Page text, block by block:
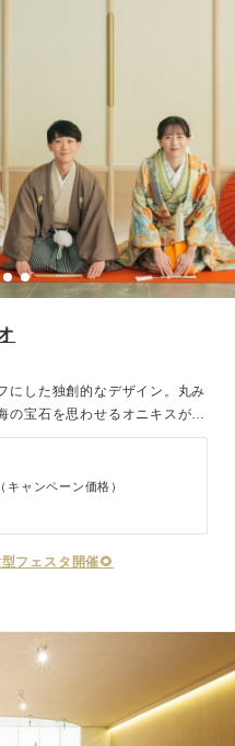
にした独創的なデザイン。丸み
の宝石を思わせるオニキスが輝
じる空間です。
ャンペーン価格）
フェスタ開催🌻